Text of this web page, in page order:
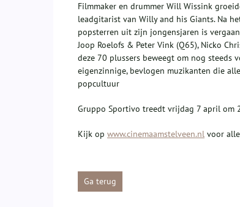
Filmmaker en drummer Will Wissink
leadgitarist van Willy and his Giants. Na
popsterren uit zijn jongensjaren is
Joop Roelofs & Peter Vink (Q65), Nicko
deze 70 plussers beweegt om nog
eigenzinnige, bevlogen muzikanten die
popcultuur
Gruppo Sportivo treedt vrijdag 7 april om
Kijk op www.cinemaamstelveen.nl voor
Ga terug